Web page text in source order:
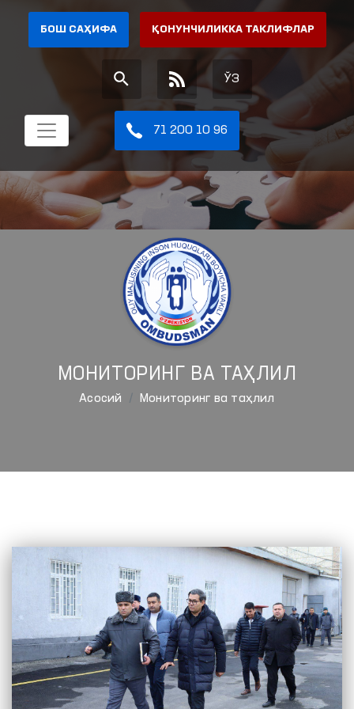
БОШ САҲИФА ҚОНУНЧИЛИККА ТАКЛИФЛАР
ЎЗ
71 200 10 96
МОНИТОРИНГ ВА ТАҲЛИЛ
Aсосий Мониторинг ва таҳлил